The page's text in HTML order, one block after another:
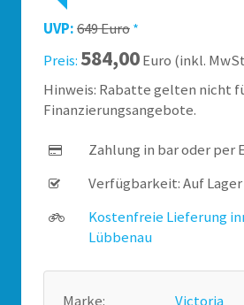
UVP:649 Euro*
Preis: 584,00Euro (inkl.
Hinweis: Rabatte gelten nicht
Finanzierungsangebote.
Zahlung in bar oder per
Verfügbarkeit: Auf
Kostenfreie Lieferung
Lübbenau
Marke: Victoria